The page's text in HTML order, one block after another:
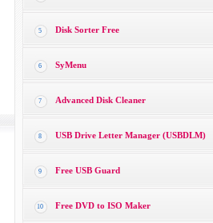
5 Disk Sorter Free
6 SyMenu
7 Advanced Disk Cleaner
8 USB Drive Letter Manager (USBDLM)
9 Free USB Guard
10 Free DVD to ISO Maker